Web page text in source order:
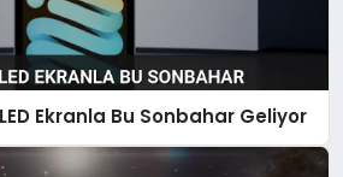
Ekranla Bu Sonbahar Geliyor